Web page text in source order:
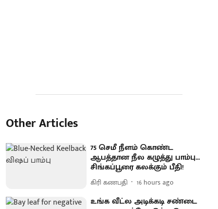
Other Articles
75 செமீ நீளம் கொண்ட
ஆபத்தான நீல கழுத்து பாம்பு...
சிங்கப்பூரை கலக்கும் பீதி!
கிரி கணபதி 16 hours ago
உங்க வீட்ல அடிக்கடி சண்டை